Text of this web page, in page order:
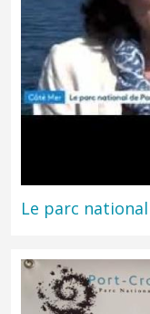
Le parc national